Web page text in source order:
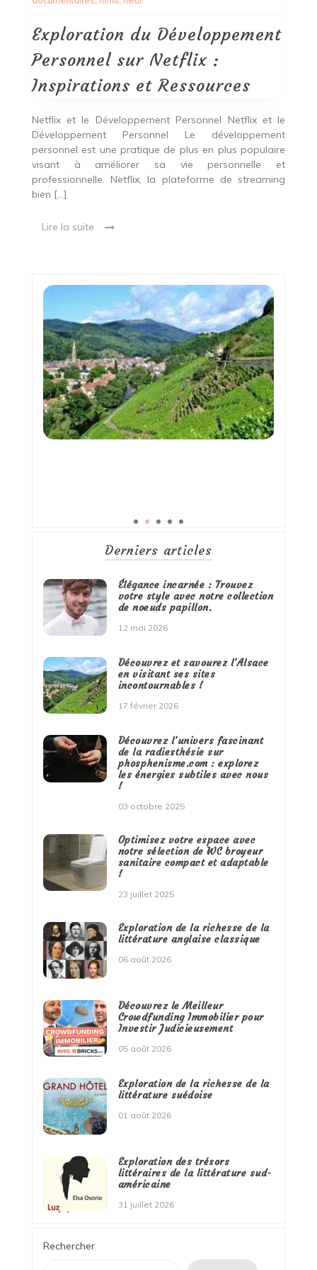
Netflix
:
Inspirations
et
Ressources
Exploration du Développement
Personnel sur Netflix :
Inspirations et Ressources
Netflix et le Développement Personnel Netflix et le
Développement Personnel Le développement
personnel est une pratique de plus en plus populaire
visant à améliorer sa vie personnelle et
professionnelle. Netflix, la plateforme de streaming
bien […]
Lire la suite
Derniers articles
Élégance incarnée : Trouvez
votre style avec notre collection
de noeuds papillon.
12 mai 2026
Découvrez et savourez l’Alsace
en visitant ses sites
incontournables !
17 février 2026
Découvrez l’univers fascinant
de la radiesthésie sur
phosphenisme.com : explorez
les énergies subtiles avec nous
!
03 octobre 2025
Optimisez votre espace avec
notre sélection de WC broyeur
sanitaire compact et adaptable
!
23 juillet 2025
Exploration de la richesse de la
littérature anglaise classique
06 août 2026
Découvrez le Meilleur
Crowdfunding Immobilier pour
Investir Judicieusement
05 août 2026
Exploration de la richesse de la
littérature suédoise
01 août 2026
Exploration des trésors
littéraires de la littérature sud-
américaine
31 juillet 2026
Rechercher